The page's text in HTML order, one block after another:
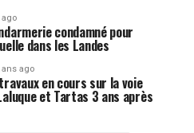
condamné pour
dans les Landes
ans ago
en cours sur la voie
et Tartas 3 ans après